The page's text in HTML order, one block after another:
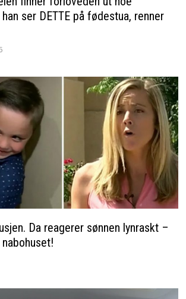
ser DETTE på fødestua, renner
Da reagerer sønnen lynraskt –